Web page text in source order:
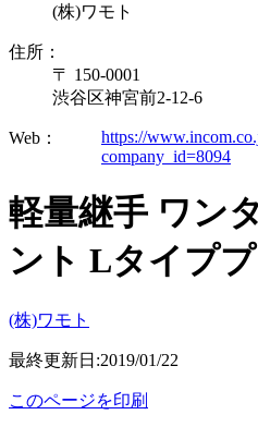
(株)ワモト
住所：
〒 150-0001
渋谷区神宮前2-12-6
Web：
https://
company_id=8094
軽量継手 ワン
ント Lタイプ
(株)ワモト
最終更新日:2019/01/22
このページを印刷